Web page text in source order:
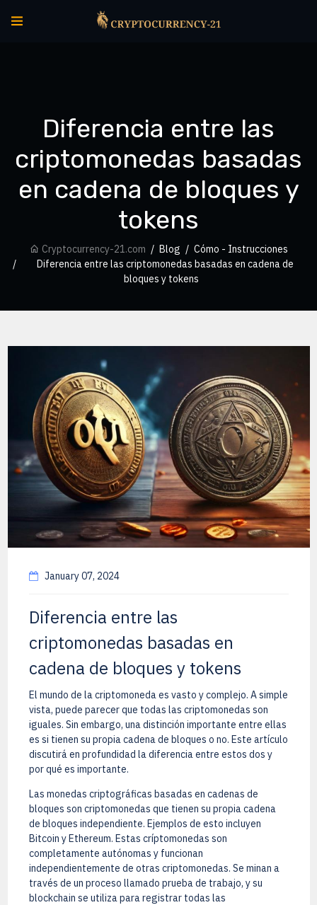
Diferencia entre las
criptomonedas basadas
en cadena de bloques y
tokens
Cryptocurrency-21.com Blog
Cómo - Instrucciones
Diferencia entre las criptomonedas basadas en cadena de
bloques y tokens
January 07, 2024
Diferencia entre las
criptomonedas basadas en
cadena de bloques y tokens
El mundo de la criptomoneda es vasto y complejo. A simple
vista, puede parecer que todas las criptomonedas son
iguales. Sin embargo, una distinción importante entre ellas
es si tienen su propia cadena de bloques o no. Este artículo
discutirá en profundidad la diferencia entre estos dos y
por qué es importante.
Las monedas criptográficas basadas en cadenas de
bloques son criptomonedas que tienen su propia cadena
de bloques independiente. Ejemplos de esto incluyen
Bitcoin y Ethereum. Estas críptomonedas son
completamente autónomas y funcionan
independientemente de otras criptomonedas. Se minan a
través de un proceso llamado prueba de trabajo, y su
blockchain se utiliza para registrar todas las